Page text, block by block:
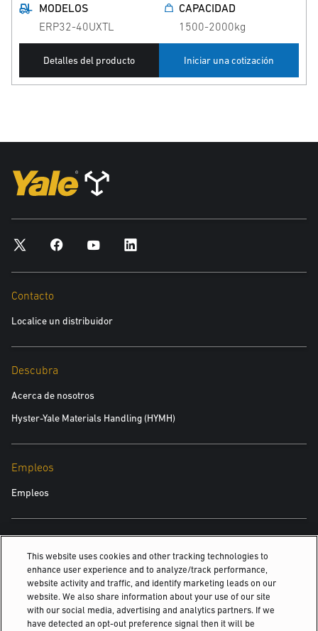
MODELOS
ERP32-40UXTL
CAPACIDAD
1500-2000kg
Detalles del producto Iniciar una cotización
Contacto
Localice un distribuidor
Descubra
Acerca de nosotros
Hyster-Yale Materials Handling (HYMH)
Empleos
Empleos
Montacargas eléctricos de 4 ruedas
Transpaletas Electricas de Yale: Eficiencia y...
This website uses cookies and other tracking technologies to
enhance user experience and to analyze/track performance,
website activity and traffic, and identify marketing leads on our
website. We also share information about your use of our site
with our social media, advertising and analytics partners. If we
have detected an opt-out preference signal then it will be